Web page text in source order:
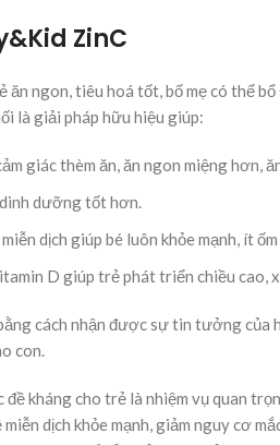
ZinC
ngon, tiêu hoá tốt, bố mẹ có thể
là giải pháp hữu hiệu giúp:
giác thèm ăn, ăn ngon miệng hơn,
dưỡng tốt hơn.
dịch giúp bé luôn khỏe mạnh, ít
D giúp trẻ phát triển chiều cao,
cách nhận được sự tin tưởng
con.
kháng cho trẻ là nhiệm vụ quan
dịch khỏe mạnh, giảm nguy cơ